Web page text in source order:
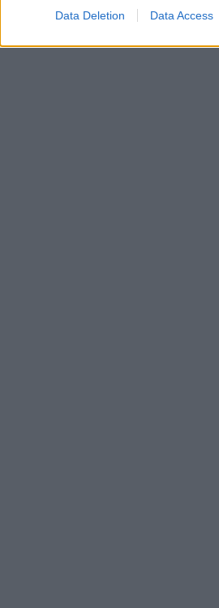
Data Deletion Data Access